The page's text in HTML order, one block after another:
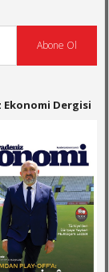
Abone Ol
Ekonomi Dergisi